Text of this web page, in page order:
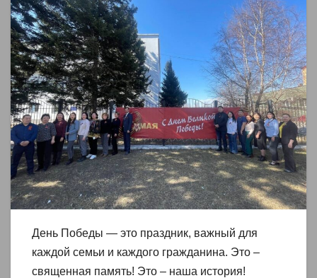
День Победы — это праздник, важный для
каждой семьи и каждого гражданина. Это –
священная память! Это – наша история!